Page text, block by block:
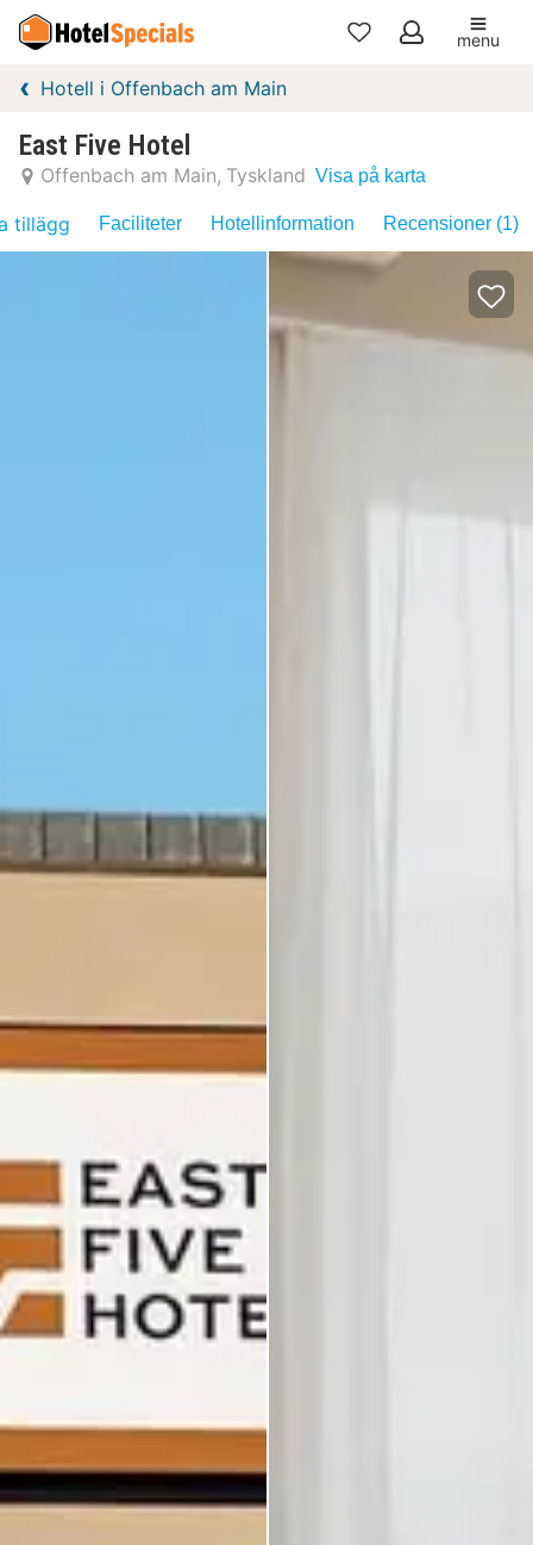
Mina
menu
Hotell i Offenbach am Main
East Five Hotel
Offenbach am Main Tyskland Visa på karta
tillägg Faciliteter Hotellinformation Recensioner (1)